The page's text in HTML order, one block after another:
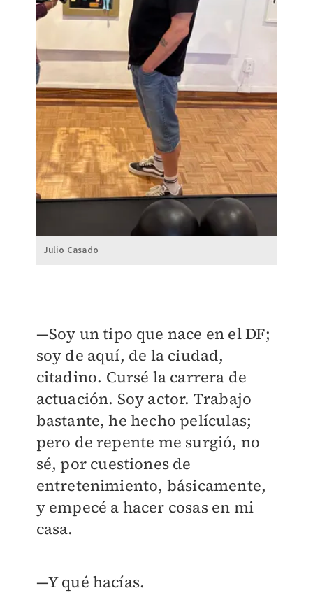
Julio Casado
—Soy un tipo que nace en el DF;
soy de aquí, de la ciudad,
citadino. Cursé la carrera de
actuación. Soy actor. Trabajo
bastante, he hecho películas;
pero de repente me surgió, no
sé, por cuestiones de
entretenimiento, básicamente,
y empecé a hacer cosas en mi
casa.
—Y qué hacías.